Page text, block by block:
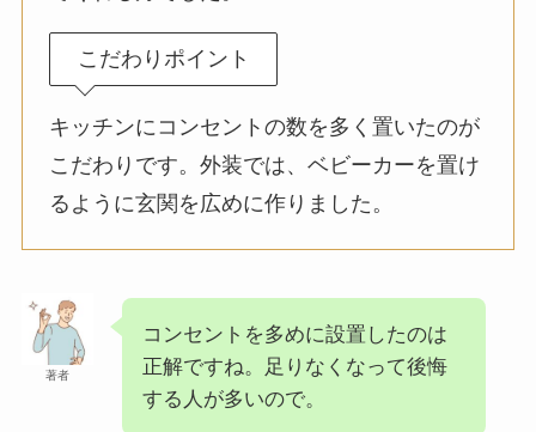
こだわりポイント
キッチンにコンセントの数を多く置いたのが
こだわりです。外装では、ベビーカーを置け
るように玄関を広めに作りました。
著者
コンセントを多めに設置したのは
正解ですね。足りなくなって後悔
する人が多いので。